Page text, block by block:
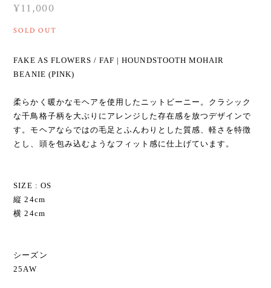
¥11,000
SOLD OUT
FAKE AS FLOWERS / FAF | HOUNDSTOOTH MOHAIR
BEANIE (PINK)
柔らかく暖かなモヘアを使用したニットビーニー。クラシック
な千鳥格子柄を大ぶりにアレンジした存在感を放つデザインで
す。モヘアならではの毛足とふんわりとした質感、軽さを特徴
とし、頭を包み込むようなフィット感に仕上げています。
SIZE : OS
縦 24cm
横 24cm
シーズン
25AW